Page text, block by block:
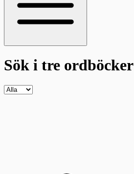
Sök i tre ordböcker